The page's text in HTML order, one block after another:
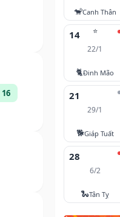
16
🐒Canh Thân
⭐
14
22/1
🐈Đinh Mão
21
29/1
🐕Giáp Tuất
28
6/2
🐍Tân Tỵ